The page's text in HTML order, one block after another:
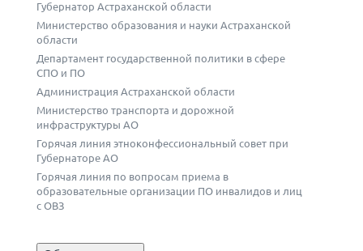
Губернатор Астраханской области
Министерство образования и науки Астраханской
области
Департамент государственной политики в сфере
СПО и ПО
Администрация Астраханской области
Министерство транспорта и дорожной
инфраструктуры АО
Горячая линия этноконфессиональный совет при
Губернаторе АО
Горячая линия по вопросам приема в
образовательные организации ПО инвалидов и лиц
с ОВЗ